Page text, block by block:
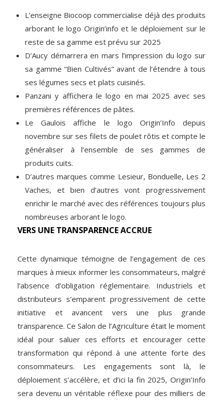
L’enseigne Biocoop commercialise déjà des produits
arborant le logo Origin’info et le déploiement sur le
reste de sa gamme est prévu sur 2025
D’Aucy démarrera en mars l’impression du logo sur
sa gamme “Bien Cultivés” avant de l’étendre à tous
ses légumes secs et plats cuisinés.
Panzani y affichera le logo en mai 2025 avec ses
premières références de pâtes.
Le Gaulois affiche le logo Origin’Info depuis
novembre sur ses filets de poulet rôtis et compte le
généraliser à l’ensemble de ses gammes de
produits cuits.
D’autres marques comme Lesieur, Bonduelle, Les 2
Vaches, et bien d’autres vont progressivement
enrichir le marché avec des références toujours plus
nombreuses arborant le logo.
VERS UNE TRANSPARENCE ACCRUE
Cette dynamique témoigne de l’engagement de ces
marques à mieux informer les consommateurs, malgré
l’absence d’obligation réglementaire. Industriels et
distributeurs s’emparent progressivement de cette
initiative et avancent vers une plus grande
transparence. Ce Salon de l’Agriculture était le moment
idéal pour saluer ces efforts et encourager cette
transformation qui répond à une attente forte des
consommateurs. Les engagements sont là, le
déploiement s’accélère, et d’ici la fin 2025, Origin’Info
sera devenu un véritable réflexe pour des milliers de